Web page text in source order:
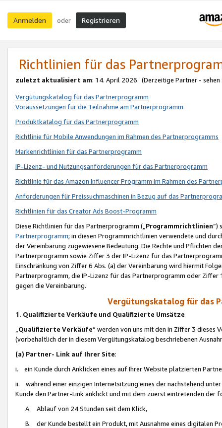
Anmelden oder Registrieren
Richtlinien für das
zuletzt aktualisiert am: 14. April 2026 (Derzeitige Partner - sehen
Vergütungskatalog für das Partnerprogramm
Voraussetzungen für die Teilnahme am Partnerprogramm
Produktkatalog für das Partnerprogramm
Richtlinie für Mobile Anwendungen im Rahmen des Partnerprogramms
Markenrichtlinien für das Partnerprogramm
IP-Lizenz- und Nutzungsanforderungen für das Partnerprogramm
Richtlinie für das Amazon Influencer Programm im Rahmen des
Anforderungen für Preissuchmaschinen in Bezug auf das
Richtlinien für das Creator Ads Boost-Programm
Diese Richtlinien für das Partnerprogramm („Programmrichtlinien“)
Partnerprogramm; in diesen Programmrichtlinien verwendete und
der Vereinbarung zugewiesene Bedeutung. Die Rechte und Pflichten
Partnerprogramm sowie Ziffer 3 der IP-Lizenz für das
Einschränkung von Ziffer 6 Abs. (a) der Vereinbarung wird hiermit
Partnerprogramm, die IP-Lizenz für das Partnerprogramm oder
gegen die Vereinbarung.
Vergütungskatalog für das
1. Qualifizierte Verkäufe und Qualifizierte Umsätze
Qualifizierte Verkäufe“ werden von uns mit den in Ziffer 3
(vorbehaltlich der in diesem Vergütungskatalog beschriebenen
(a) Partner- Link auf Ihrer Site:
i. ein Kunde durch Anklicken eines auf Ihrer Website platzierten
ii. während einer einzigen Internetsitzung eines der nachstehend
Kunde den Partner-Link anklickt und mit dem zuerst eintretenden der
A. Ablauf von 24 Stunden seit dem Klick,
B. der Kunde bestellt ein Produkt, mit Ausnahme eines digitalen